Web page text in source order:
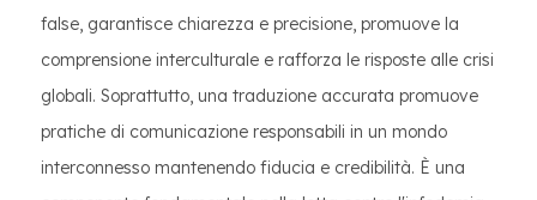
false, garantisce chiarezza e precisione, promuove la
comprensione interculturale e rafforza le risposte alle crisi
globali. Soprattutto, una traduzione accurata promuove
pratiche di comunicazione responsabili in un mondo
interconnesso mantenendo fiducia e credibilità. È una